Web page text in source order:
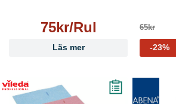
75kr/Rul
Läs mer
65kr
-23%